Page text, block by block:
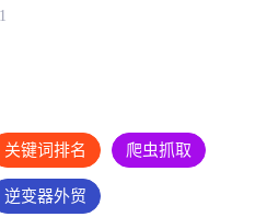
关键词排名 爬虫抓取
逆变器外贸